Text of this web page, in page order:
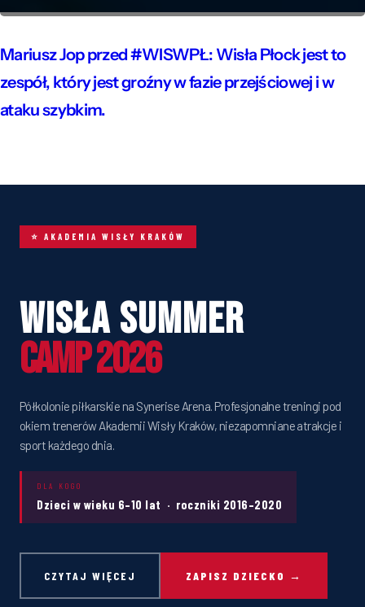
Mariusz Jop przed #WISWPŁ: Wisła Płock jest to
zespół, który jest groźny w fazie przejściowej i w
ataku szybkim.
⭐ AKADEMIA WISŁY KRAKÓW
Wisła Summer
Camp 2026
Półkolonie piłkarskie na Synerise Arena. Profesjonalne treningi pod
okiem trenerów Akademii Wisły Kraków, niezapomniane atrakcje i
sport każdego dnia.
DLA KOGO
Dzieci w wieku 6–10 lat · roczniki 2016–2020
CZYTAJ WIĘCEJ ZAPISZ DZIECKO →